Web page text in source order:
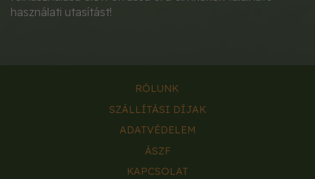
használati utasítást!
RÓLUNK
SZÁLLÍTÁSI DÍJAK
ADATVÉDELEM
ÁSZF
KAPCSOLAT